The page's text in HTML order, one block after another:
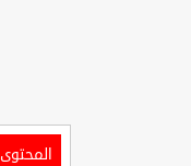
المحتوى